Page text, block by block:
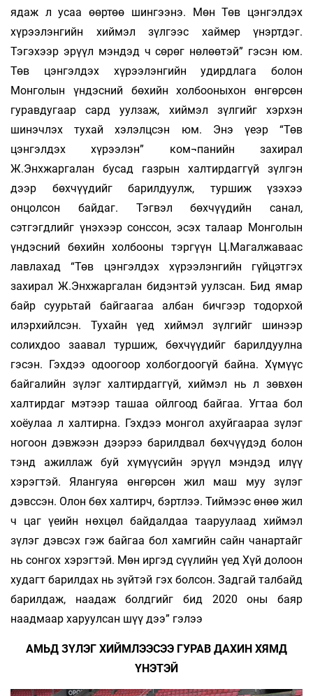
ядаж л усаа өөртөө шингээнэ. Мөн Төв цэнгэлдэх
хүрээлэнгийн хиймэл зүлгээс хаймер үнэртдэг.
Тэгэхээр эрүүл мэндэд ч сөрөг нөлөөтэй” гэсэн юм.
Төв цэнгэлдэх хүрээлэнгийн удирдлага болон
Монголын үндэсний бөхийн холбооныхон өнгөрсөн
гуравдугаар сард уулзаж, хиймэл зүлгийг хэрхэн
шинэчлэх тухай хэлэлцсэн юм. Энэ үеэр “Төв
цэнгэлдэх хүрээлэн” ком¬панийн захирал
Ж.Энхжаргалан бусад газрын халтирдаггүй зүлгэн
дээр бөхчүүдийг барилдуулж, туршиж үзэхээ
онцолсон байдаг. Тэгвэл бөхчүүдийн санал,
сэтгэгдлийг үнэхээр сонссон, эсэх талаар Монголын
үндэсний бөхийн холбооны тэргүүн Ц.Магалжаваас
лавлахад “Төв цэнгэлдэх хүрээлэнгийн гүйцэтгэх
захирал Ж.Энхжаргалан бидэнтэй уулзсан. Бид ямар
байр суурьтай байгаагаа албан бичгээр тодорхой
илэрхийлсэн. Тухайн үед хиймэл зүлгийг шинээр
солихдоо заавал туршиж, бөхчүүдийг барилдуулна
гэсэн. Гэхдээ одоогоор холбогдоогүй байна. Хүмүүс
байгалийн зүлэг халтирдаггүй, хиймэл нь л зөвхөн
халтирдаг мэтээр ташаа ойлгоод байгаа. Угтаа бол
хоёулаа л халтирна. Гэхдээ монгол ахуйгаараа зүлэг
ногоон дэвжээн дээрээ барилдвал бөхчүүдэд болон
тэнд ажиллаж буй хүмүүсийн эрүүл мэндэд илүү
хэрэгтэй. Ялангуяа өнгөрсөн жил маш муу зүлэг
дэвссэн. Олон бөх халтирч, бэртлээ. Тиймээс өнөө жил
ч цаг үеийн нөхцөл байдалдаа тааруулаад хиймэл
зүлэг дэвсэх гэж байгаа бол хамгийн сайн чанартайг
нь сонгох хэрэгтэй. Мөн иргэд сүүлийн үед Хүй долоон
худагт барилдах нь зүйтэй гэх болсон. Задгай талбайд
барилдаж, наадаж болдгийг бид 2020 оны баяр
наадмаар харуулсан шүү дээ” гэлээ
АМЬД ЗҮЛЭГ ХИЙМЛЭЭСЭЭ ГУРАВ ДАХИН ХЯМД
ҮНЭТЭЙ